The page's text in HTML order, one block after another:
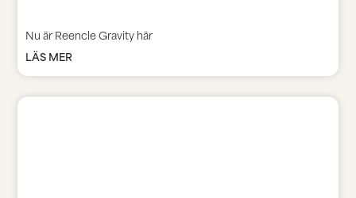
Nu är Reencle Gravity här
LÄS MER